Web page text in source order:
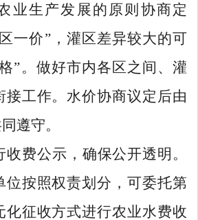
业生产发展的原则协商定
一价”， 灌区差异较大的可
”。 做好市内各区之间、灌
接工作。水价协商议定后由
遵守。
收费公示，确保公开透明。
位按照权责划分，可委托第
化征收方式进行农业水费收